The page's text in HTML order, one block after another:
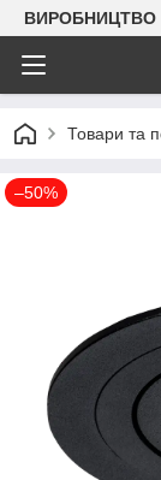
ВИРОБНИЦТВО
Товари та
–50%